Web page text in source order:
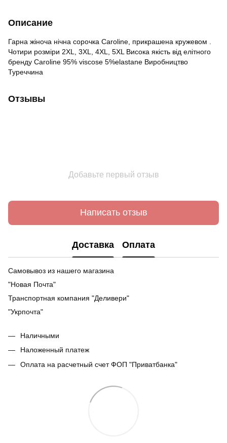
Описание
Гарна жіноча нічна сорочка Caroline, прикрашена кружевом .
Чотири розміри 2ХL, 3XL, 4XL, 5XL Висока якість від елітного
бренду Caroline 95% viscose 5%elastane Виробництво
Туреччина
Отзывы
Добавьте первый отзыв
Написать отзыв
Доставка Оплата
Самовывоз из нашего магазина
"Новая Почта"
Транспортная компания "Деливери"
"Укрпочта"
Наличными
Наложенный платеж
Оплата на расчетный счет ФОП "Приватбанка"